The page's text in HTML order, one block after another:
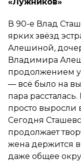
В 90-е Влад
ярких звёзд
Алешиной,
Владимира
продолжением
— всё было на
пара
просто выросли
Сегодня
продолжает
жена держится в
даже общее